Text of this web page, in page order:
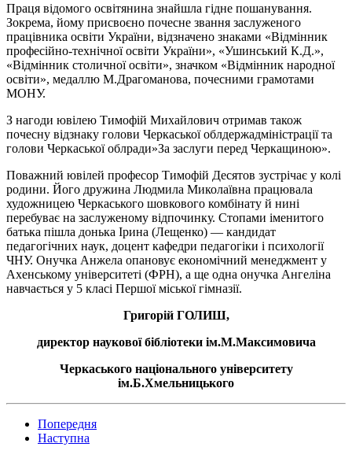
Праця відомого освітянина знайшла гідне пошанування.
Зокрема, йому присвоєно почесне звання заслуженого
працівника освіти України, відзначено знаками «Відмінник
професійно-технічної освіти України», «Ушинський К.Д.»,
«Відмінник столичної освіти», значком «Відмінник народної
освіти», медаллю М.Драгоманова, почесними грамотами
МОНУ.
З нагоди ювілею Тимофій Михайлович отримав також
почесну відзнаку голови Черкаської облдержадміністрації та
голови Черкаської облради»За заслуги перед Черкащиною».
Поважний ювілей професор Тимофій Десятов зустрічає у колі
родини. Його дружина Людмила Миколаївна працювала
художницею Черкаського шовкового комбінату й нині
перебуває на заслуженому відпочинку. Стопами іменитого
батька пішла донька Ірина (Лещенко) — кандидат
педагогічних наук, доцент кафедри педагогіки і психології
ЧНУ. Онучка Анжела опановує економічний менеджмент у
Ахенському університеті (ФРН), а ще одна онучка Ангеліна
навчається у 5 класі Першої міської гімназії.
Григорій ГОЛИШ,
директор наукової бібліотеки ім.М.Максимовича
Черкаського національного університету
ім.Б.Хмельницького
Попередня
Наступна